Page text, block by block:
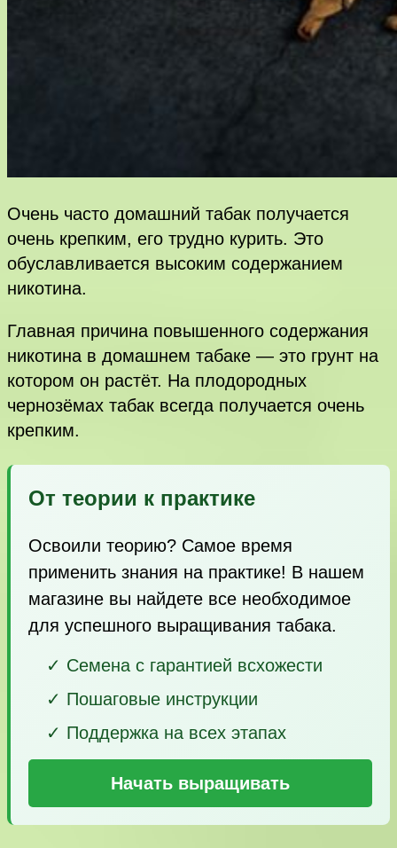
Очень часто домашний табак получается
очень крепким, его трудно курить. Это
обуславливается высоким содержанием
никотина.
Главная причина повышенного содержания
никотина в домашнем табаке — это грунт на
котором он растёт. На плодородных
чернозёмах табак всегда получается очень
крепким.
От теории к практике
Освоили теорию? Самое время
применить знания на практике! В нашем
магазине вы найдете все необходимое
для успешного выращивания табака.
✓ Семена с гарантией всхожести
✓ Пошаговые инструкции
✓ Поддержка на всех этапах
Начать выращивать